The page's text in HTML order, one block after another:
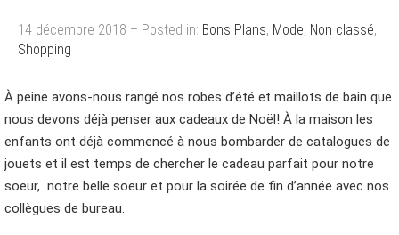
14 décembre 2018 – Posted in: Bons Plans, Mode, Non classé,
Shopping
À peine avons-nous rangé nos robes d’été et maillots de bain que
nous devons déjà penser aux cadeaux de Noël! À la maison les
enfants ont déjà commencé à nous bombarder de catalogues de
jouets et il est temps de chercher le cadeau parfait pour notre
soeur, notre belle soeur et pour la soirée de fin d’année avec nos
collègues de bureau.